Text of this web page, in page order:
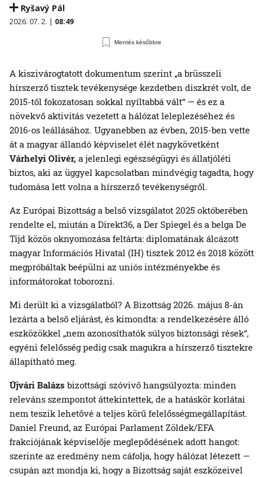
Ryšavý Pál
2026. 07. 2. | 08:49
Mentés későbbre
A kiszivárogtatott dokumentum szerint „a brüsszeli
hírszerző tisztek tevékenysége kezdetben diszkrét volt, de
2015-től fokozatosan sokkal nyíltabbá vált“ — és ez a
növekvő aktivitás vezetett a hálózat leleplezéséhez és
2016-os leállásához. Ugyanebben az évben, 2015-ben vette
át a magyar állandó képviselet élét nagykövetként
Várhelyi Olivér, a jelenlegi egészségügyi és állatjóléti
biztos, aki az üggyel kapcsolatban mindvégig tagadta, hogy
tudomása lett volna a hírszerző tevékenységről.
Az Európai Bizottság a belső vizsgálatot 2025 októberében
rendelte el, miután a Direkt36, a Der Spiegel és a belga De
Tijd közös oknyomozása feltárta: diplomatának álcázott
magyar Információs Hivatal (IH) tisztek 2012 és 2018 között
megpróbáltak beépülni az uniós intézményekbe és
informátorokat toborozni.
Mi derült ki a vizsgálatból? A Bizottság 2026. május 8-án
lezárta a belső eljárást, és kimondta: a rendelkezésére álló
eszközökkel „nem azonosíthatók súlyos biztonsági rések“,
egyéni felelősség pedig csak magukra a hírszerző tisztekre
állapítható meg.
Újvári Balázs bizottsági szóvivő hangsúlyozta: minden
releváns szempontot áttekintettek, de a hatáskör korlátai
nem teszik lehetővé a teljes körű felelősségmegállapítást.
Daniel Freund, az Európai Parlament Zöldek/EFA
frakciójának képviselője meglepődésének adott hangot:
szerinte az eredmény nem cáfolja, hogy hálózat létezett —
csupán azt mondja ki, hogy a Bizottság saját eszközeivel